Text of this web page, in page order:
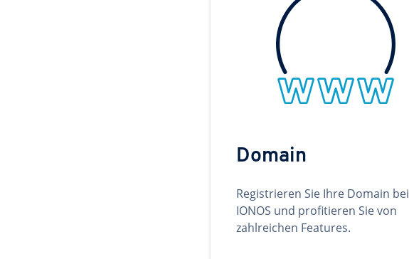
Domain
Registrieren Sie Ihre Domain bei
IONOS und profitieren Sie von
zahlreichen Features.